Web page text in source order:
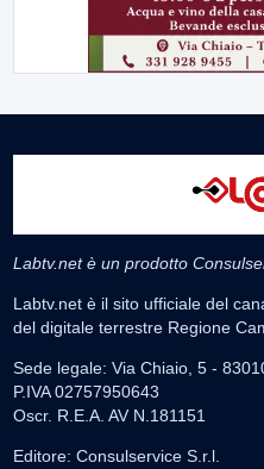
Labtv.net è un prodotto
Labtv.net è il sito ufficiale del
del digitale terrestre Regione
Sede legale: Via Chiaio, 5 -
P.IVA 02757950643
Oscr. R.E.A. AV N.181151
Editore: Consulservice S.r.l.